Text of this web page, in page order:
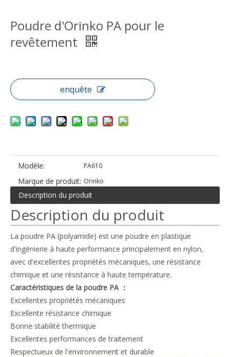
Poudre d'Orinko PA pour le
revêtement
enquête
Modèle: PA610
Marque de produit: Orinko
Description du produit
Description du produit
La poudre PA (polyamide) est une poudre en plastique
d'ingénierie à haute performance principalement en nylon,
avec d'excellentes propriétés mécaniques, une résistance
chimique et une résistance à haute température.
Caractéristiques de la poudre PA ：
Excellentes propriétés mécaniques
Excellente résistance chimique
Bonne stabilité thermique
Excellentes performances de traitement
Respectueux de l'environnement et durable